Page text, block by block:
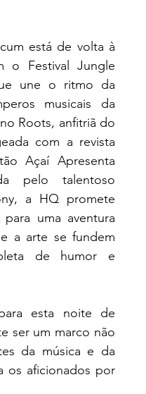
está de volta à
o Festival Jungle
une o ritmo da
musicais da
Roots, anfitriã do
com a revista
Açaí Apresenta
pelo talentoso
a HQ promete
uma aventura
a arte se fundem
de humor e
esta noite de
ser um marco não
da música e da
os aficionados por